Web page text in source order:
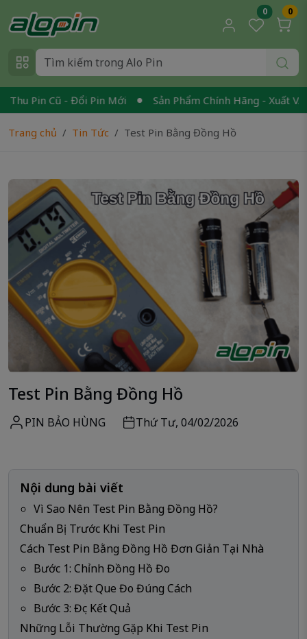
0 0
Pin Cũ - Đổi Pin Mới Sản Phẩm Chính Hãng - Xuất VAT
Trang chủ Tin Tức Test Pin Bằng Đồng Hồ
Test Pin Bằng Đồng Hồ
PIN BẢO HÙNG Thứ Tư, 04/02/2026
Nội dung bài viết
Vì Sao Nên Test Pin Bằng Đồng Hồ?
Chuẩn Bị Trước Khi Test Pin
Cách Test Pin Bằng Đồng Hồ Đơn Giản Tại Nhà
Bước 1: Chỉnh Đồng Hồ Đo
Bước 2: Đặt Que Đo Đúng Cách
Bước 3: Đọc Kết Quả
Những Lỗi Thường Gặp Khi Test Pin